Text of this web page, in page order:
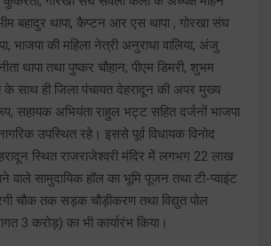
भीम बहादुर थापा, कैप्टन आर एस थापा , गोरखा संघ
भाजपा की महिला नेत्री अनुराधा वालिया, अंजु
थापा तथा पुष्कर चौहान, पीएम डिमरी, शुभम
के साथ ही जिला पंचायत देहरादून की अपर मुख्य
सहायक अभियंता राहुल भट्ट सहित दर्जनों भाजपा
उपस्थित रहे। इससे पूर्व विधायक विनोद
स्थित राजराजेश्वरी मंदिर में लगभग 22 लाख
वाले सामुदायिक हॉल का भूमि पूजन तथा टी-प्वाइंट
चौक तक सड़क चौड़ीकरण तथा विद्युत पोल
3 करोड़) का भी कार्यारंभ किया।